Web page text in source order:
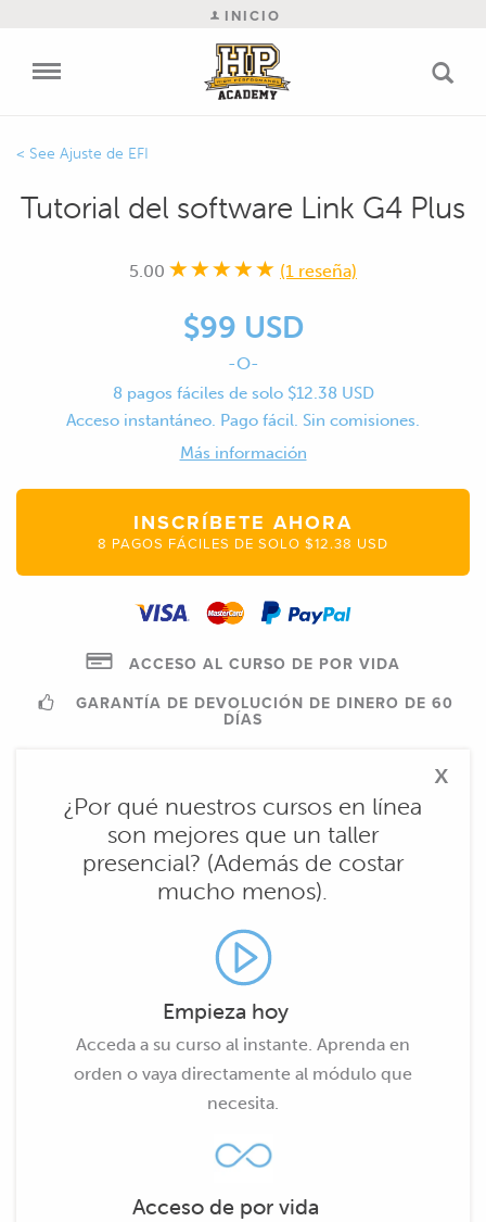
INICIO
Ajuste de EFI
Tutorial del software Link G4 Plus
5.00 (1 reseña)
$99 USD
-O-
8 pagos fáciles de solo $12.38 USD
Acceso instantáneo. Pago fácil. Sin comisiones.
Más información
INSCRÍBETE AHORA
8 PAGOS FÁCILES DE SOLO $12.38 USD
ACCESO AL CURSO DE POR VIDA
GARANTÍA DE DEVOLUCIÓN DE DINERO DE 60
DÍAS
x
¿Por qué nuestros cursos en línea
son mejores que un taller
presencial? (Además de costar
mucho menos).
Empieza hoy
Acceda a su curso al instante. Aprenda en
orden o vaya directamente al módulo que
necesita.
Acceso de por vida